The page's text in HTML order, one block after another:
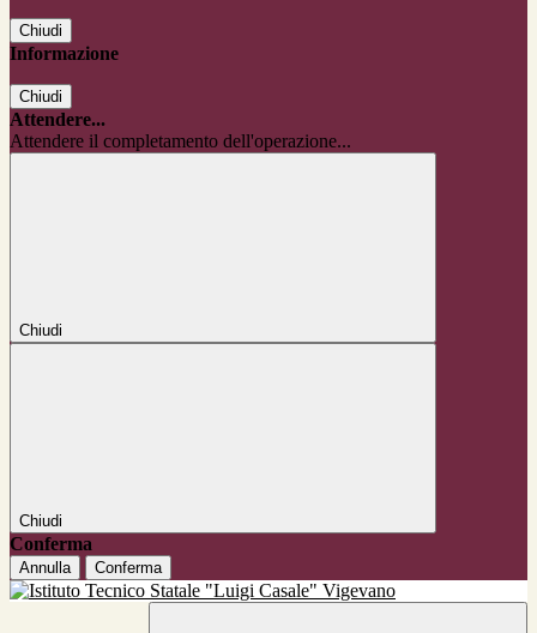
Chiudi
Informazione
Chiudi
Attendere...
Attendere il completamento dell'operazione...
Chiudi
Chiudi
Conferma
Annulla Conferma